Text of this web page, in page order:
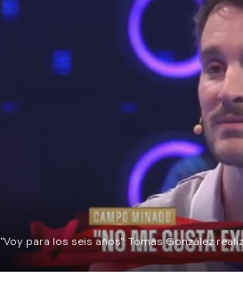
"Voy para los seis años": Tomás González